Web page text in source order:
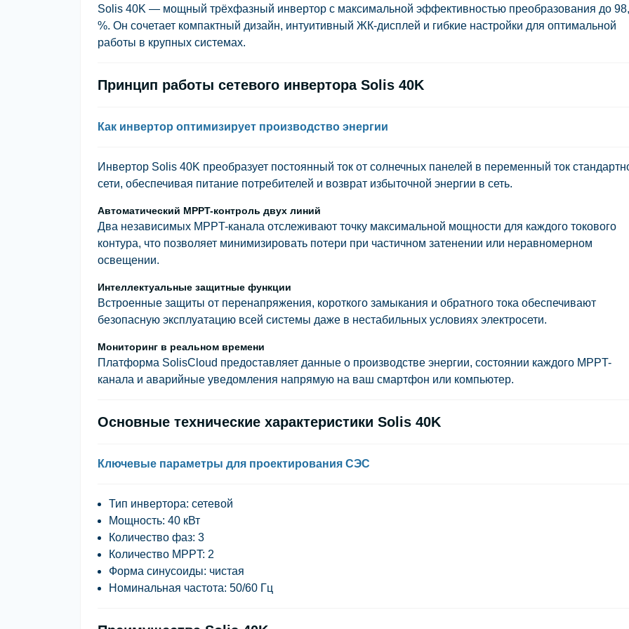
Solis 40K — мощный трёхфазный инвертор с максимальной эффективностью преобразования до
%. Он сочетает компактный дизайн, интуитивный ЖК-дисплей и гибкие настройки для оптимальной
работы в крупных системах.
Принцип работы сетевого инвертора Solis 40K
Как инвертор оптимизирует производство энергии
Инвертор Solis 40K преобразует постоянный ток от солнечных панелей в переменный ток
сети, обеспечивая питание потребителей и возврат избыточной энергии в сеть.
Автоматический MPPT-контроль двух линий
Два независимых MPPT-канала отслеживают точку максимальной мощности для каждого токового
контура, что позволяет минимизировать потери при частичном затенении или неравномерном
освещении.
Интеллектуальные защитные функции
Встроенные защиты от перенапряжения, короткого замыкания и обратного тока обеспечивают
безопасную эксплуатацию всей системы даже в нестабильных условиях электросети.
Мониторинг в реальном времени
Платформа SolisCloud предоставляет данные о производстве энергии, состоянии каждого MPPT-
канала и аварийные уведомления напрямую на ваш смартфон или компьютер.
Основные технические характеристики Solis 40K
Ключевые параметры для проектирования СЭС
Тип инвертора: сетевой
Мощность: 40 кВт
Количество фаз: 3
Количество MPPT: 2
Форма синусоиды: чистая
Номинальная частота: 50/60 Гц